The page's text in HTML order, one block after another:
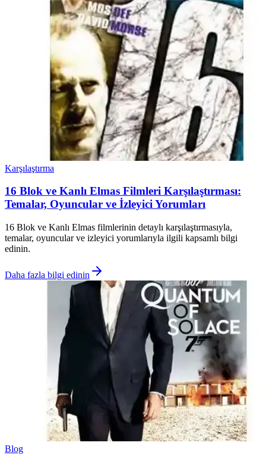
Karşılaştırma
16 Blok ve Kanlı Elmas Filmleri Karşılaştırması:
Temalar, Oyuncular ve İzleyici Yorumları
16 Blok ve Kanlı Elmas filmlerinin detaylı karşılaştırmasıyla,
temalar, oyuncular ve izleyici yorumlarıyla ilgili kapsamlı bilgi
edinin.
Daha fazla bilgi edinin
Blog